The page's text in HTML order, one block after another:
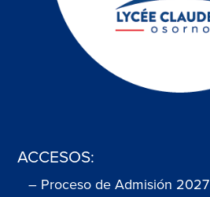
ACCESOS:
– Proceso de Admisión 2027